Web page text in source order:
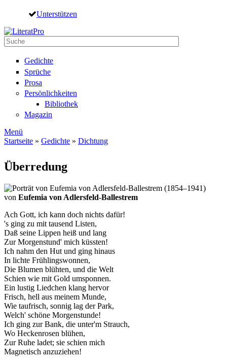
Direkt zum Inhalt
Unterstützen
Suche
Gedichte
Sprüche
Prosa
Persönlichkeiten
Bibliothek
Magazin
Menü
Startseite » Gedichte » Dichtung
Überredung
von Eufemia von Adlersfeld-Ballestrem
Ach Gott, ich kann doch nichts dafür!
's ging zu mit tausend Listen,
Daß seine Lippen heiß und lang
Zur Morgenstund' mich küssten!
Ich nahm den Hut und ging hinaus
In lichte Frühlingswonnen,
Die Blumen blühten, und die Welt
Schien wie mit Gold umsponnen.
Ein lustig Liedchen klang hervor
Frisch, hell aus meinem Munde,
Wie taufrisch, sonnig lag der Park,
Welch' schöne Morgenstunde!
Ich ging zur Bank, die unter'm Strauch,
Wo Heckenrosen blühen,
Zur Ruhe ladet; sie schien mich
Magnetisch anzuziehen!